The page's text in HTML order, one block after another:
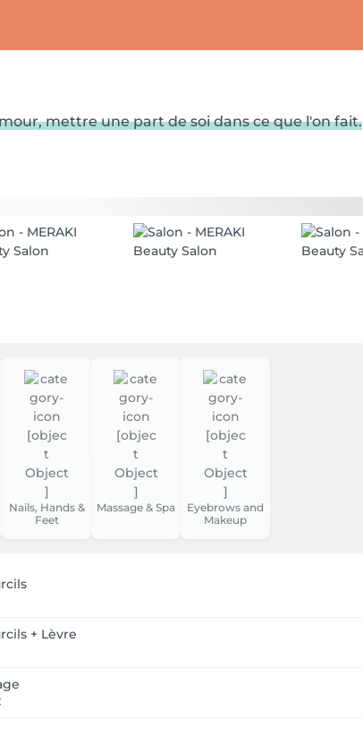
mettre une part de soi dans ce que l'on fait.
Nails, Hands &
Feet
Massage & Spa
Eyebrows and
Makeup
+ Lèvre